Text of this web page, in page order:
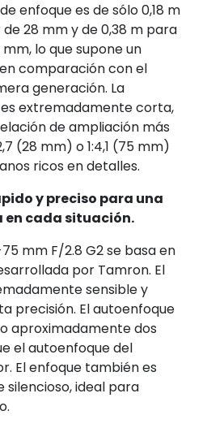
enfoque es de sólo 0,18 m
28 mm y de 0,38 m para
lo que supone un
comparación con el
generación. La
extremadamente corta,
de ampliación más
(28 mm) o 1:4,1 (75 mm)
ricos en detalles.
y preciso para una
cada situación.
mm F/2.8 G2 se basa en
por Tamron. El
sensible y
precisión. El autoenfoque
aproximadamente dos
el autoenfoque del
El enfoque también es
ideal para